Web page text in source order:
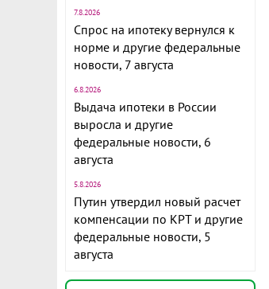
7.8.2026
Спрос на ипотеку вернулся к
норме и другие федеральные
новости, 7 августа
6.8.2026
Выдача ипотеки в России
выросла и другие
федеральные новости, 6
августа
5.8.2026
Путин утвердил новый расчет
компенсации по КРТ и другие
федеральные новости, 5
августа